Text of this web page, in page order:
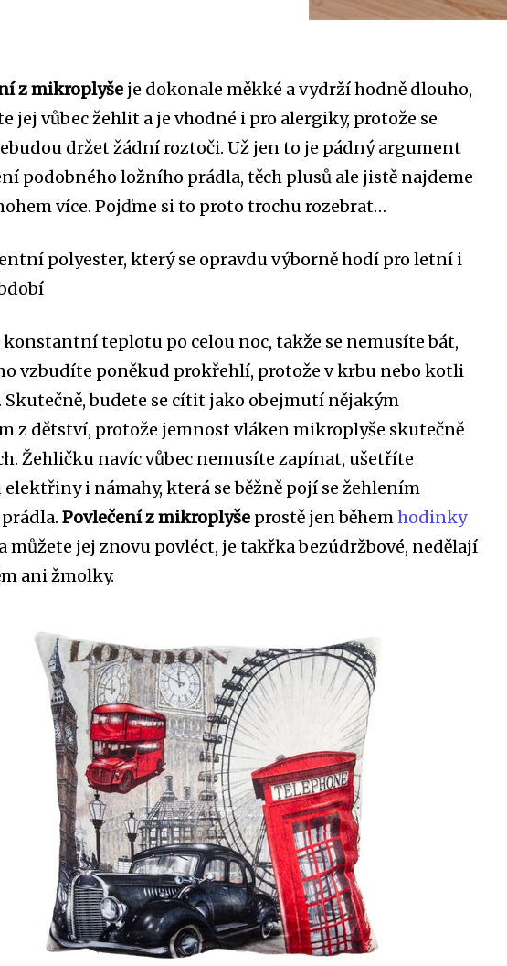
z mikroplyše je dokonale měkké a vydrží hodně dlouho,
jej vůbec žehlit a je vhodné i pro alergiky, protože se
držet žádní roztoči. Už jen to je pádný argument
podobného ložního prádla, těch plusů ale jistě najdeme
více. Pojďme si to proto trochu rozebrat…
polyester, který se opravdu výborně hodí pro letní i
teplotu po celou noc, takže se nemusíte bát,
vzbudíte poněkud prokřehlí, protože v krbu nebo kotli
Skutečně, budete se cítit jako obejmutí nějakým
z dětství, protože jemnost vláken mikroplyše skutečně
Žehličku navíc vůbec nemusíte zapínat, ušetříte
elektřiny i námahy, která se běžně pojí se žehlením
Povlečení z mikroplyše prostě jen běhemhodinky
můžete jej znovu povléct, je takřka bezúdržbové, nedělají
ani žmolky.